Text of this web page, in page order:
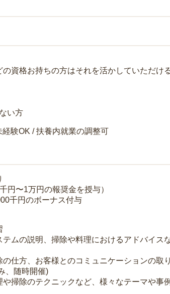
資格お持ちの方はそれを活かしていただけ
い方
験OK / 扶養内就業の調整可
円〜1万円の報奨金を授与）
千円のボーナス付与
ムの説明、掃除や料理におけるアドバイス
の仕方、お客様とのコミュニケーションの
、随時開催)
や掃除のテクニックなど、様々なテーマや事